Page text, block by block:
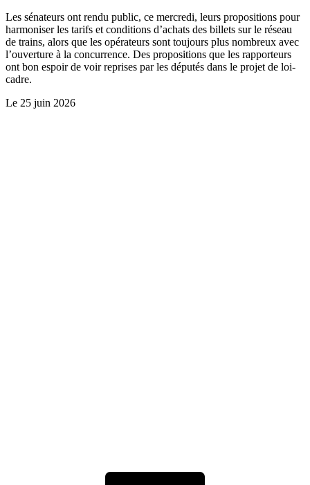
Les sénateurs ont rendu public, ce mercredi, leurs propositions pour
harmoniser les tarifs et conditions d’achats des billets sur le réseau
de trains, alors que les opérateurs sont toujours plus nombreux avec
l’ouverture à la concurrence. Des propositions que les rapporteurs
ont bon espoir de voir reprises par les députés dans le projet de loi-
cadre.
Le 25 juin 2026